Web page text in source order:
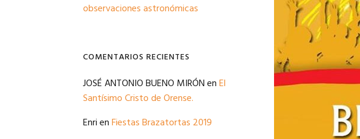
observaciones astronómicas
COMENTARIOS RECIENTES
JOSÉ ANTONIO BUENO MIRÓNenEl
Santísimo Cristo de Orense.
EnrienFiestas Brazatortas 2019